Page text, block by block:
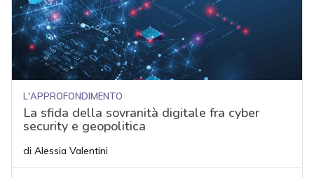
L'APPROFONDIMENTO
La sfida della sovranità digitale fra cyber
security e geopolitica
di Alessia Valentini